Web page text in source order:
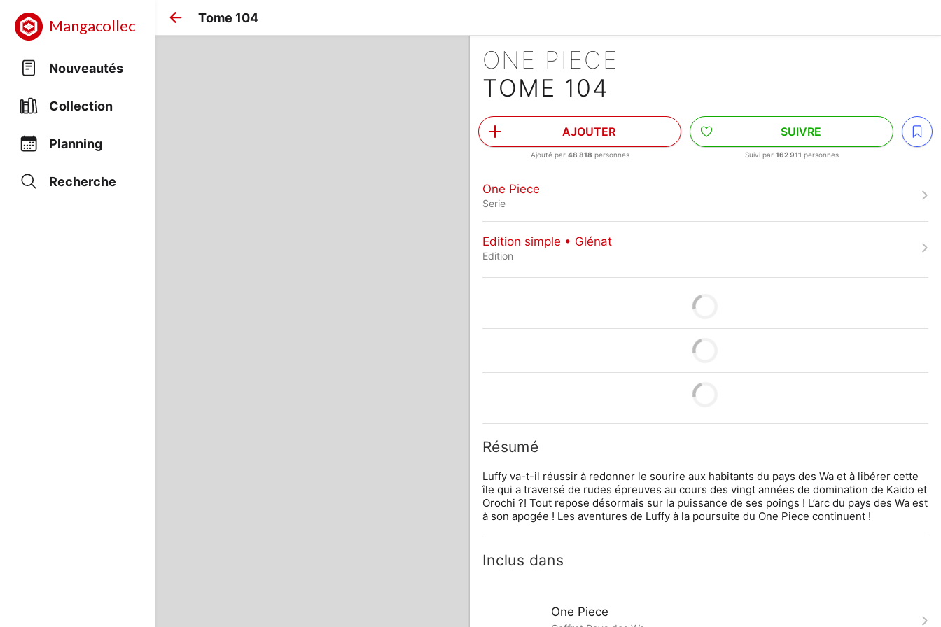
Mangacollec
Nouveautés
Collection
Planning
Recherche
Tome 104
ONE PIECE
TOME 104
AJOUTER
Ajouté par 48 818 personnes
SUIVRE
Suivi par 162 911 personnes
One Piece
Serie
Edition simple • Glénat
Edition
Résumé
Luffy va-t-il réussir à redonner le sourire aux habitants du pays des Wa et à libérer cette
île qui a traversé de rudes épreuves au cours des vingt années de domination de Kaido et
Orochi ?! Tout repose désormais sur la puissance de ses poings ! L’arc du pays des Wa est
à son apogée ! Les aventures de Luffy à la poursuite du One Piece continuent !
Inclus dans
One Piece